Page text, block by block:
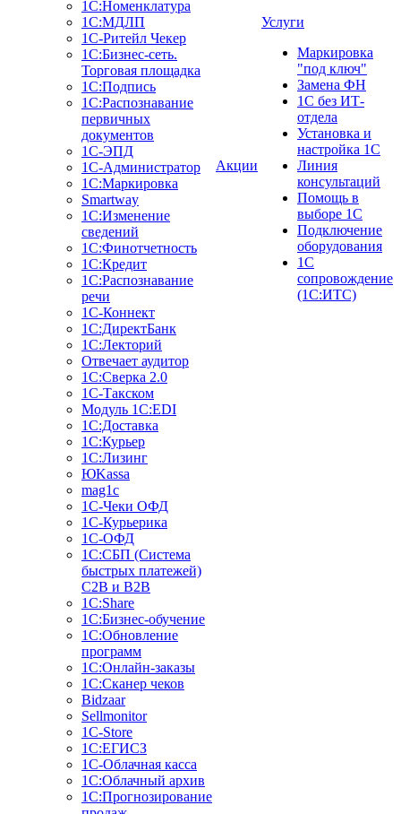
1С:Номенклатура
1С:МДЛП
1C-Ритейл Чекер
1C:Бизнес-сеть.
Торговая площадка
1С:Подпись
1С:Распознавание
первичных
документов
1С-ЭПД
1С-Администратор
1С:Маркировка
Smartway
1С:Изменение
сведений
1С:Финотчетность
1С:Кредит
1С:Распознавание
речи
1С-Коннект
1С:ДиректБанк
1С:Лекторий
Отвечает аудитор
1С:Сверка 2.0
1С-Такском
Модуль 1C:EDI
1С:Доставка
1С:Курьер
1С:Лизинг
ЮKassa
mag1c
1С-Чеки ОФД
1С-Курьерика
1С-ОФД
1С:СБП (Система
быстрых платежей)
C2B и B2B
1С:Share
1С:Бизнес-обучение
1С:Обновление
программ
1С:Онлайн-заказы
1С:Сканер чеков
Bidzaar
Sellmonitor
1C-Store
1С:ЕГИСЗ
1С-Облачная касса
1С:Облачный архив
1С:Прогнозирование
Акции
Услуги
Маркировка
"под ключ"
Замена ФН
1С без ИТ-
отдела
Установка и
настройка 1С
Линия
консультаций
Помощь в
выборе 1С
Подключение
оборудования
1С
сопровождение
(1С:ИТС)